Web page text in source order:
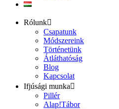
Rólunk
Csapatunk
Módszereink
Történetünk
Átláthatóság
Blog
Kapcsolat
Ifjúsági munka
Pillér
Alap!Tábor